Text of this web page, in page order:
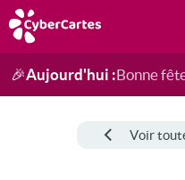
Anniversaire
Fête du jour
Amour
Amitié
Merci
Toutes les cartes
🎉Aujourd'hui :Bonne
Voir